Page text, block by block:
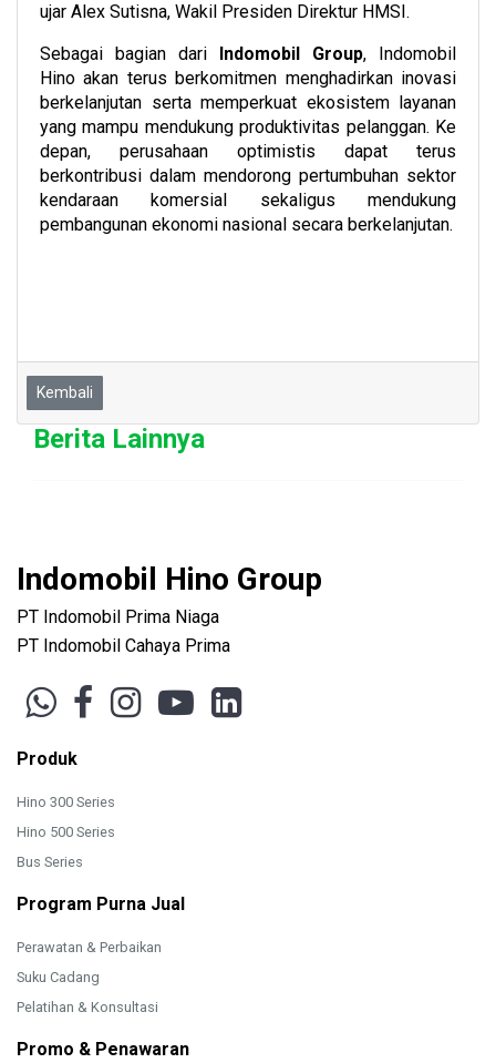
ujar Alex Sutisna, Wakil Presiden Direktur HMSI.
Sebagai bagian dari
Indomobil Group, Indomobil
Hino akan terus berkomitmen menghadirkan inovasi
berkelanjutan serta memperkuat ekosistem layanan
yang mampu mendukung produktivitas pelanggan. Ke
depan, perusahaan optimistis dapat terus
berkontribusi dalam mendorong pertumbuhan sektor
kendaraan komersial sekaligus mendukung
pembangunan ekonomi nasional secara berkelanjutan.
Kembali
Berita Lainnya
Indomobil Hino Group
PT Indomobil Prima Niaga
PT Indomobil Cahaya Prima
Produk
Hino 300 Series
Hino 500 Series
Bus Series
Program Purna Jual
Perawatan & Perbaikan
Suku Cadang
Pelatihan & Konsultasi
Promo & Penawaran